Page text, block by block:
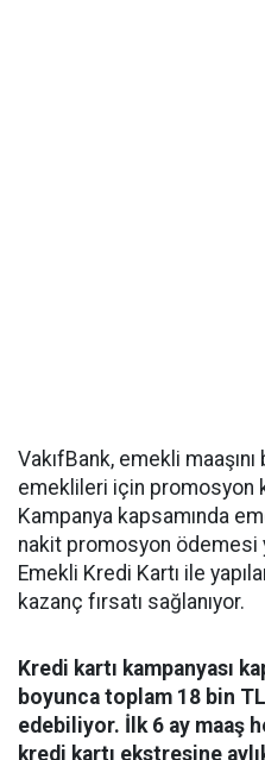
VakıfBank, emekli maaşını
emeklileri için promosyon
Kampanya kapsamında
nakit promosyon ödemesi
Emekli Kredi Kartı ile
kazanç fırsatı sağlanıyor.
Kredi kartı kampanyası
boyunca toplam 18 bin
edebiliyor. İlk 6 ay maaş
kredi kartı ekstresine